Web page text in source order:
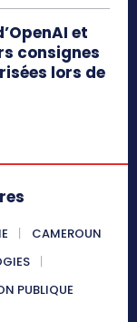
et
consignes
lors de
CAMEROUN
PUBLIQUE